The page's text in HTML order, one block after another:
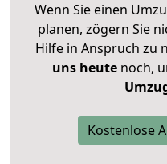
Wenn Sie einen
planen, zögern Sie
Hilfe in Anspruch zu
uns heutenoch,
Kostenlose